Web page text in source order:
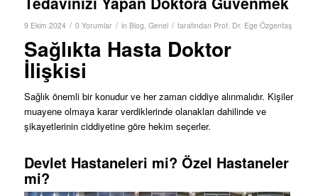
9 Ekim 2024 / 0 Yorumlar / in Blog Genel / tarafından Prof. Dr. Ege Özgentaş
Sağlıkta Hasta Doktor
İlişkisi
Sağlık önemli bir konudur ve her zaman ciddiye alınmalıdır. Kişiler
muayene olmaya karar verdiklerinde olanakları dahilinde ve
şikayetlerinin ciddiyetine göre hekim seçerler.
Devlet Hastaneleri mi? Özel Hastaneler
mi?